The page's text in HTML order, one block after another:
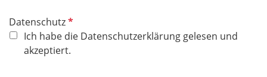
DatenschutzP
f
l
Ich habe die Datenschutzerklärung gelesen und
akzeptiert.